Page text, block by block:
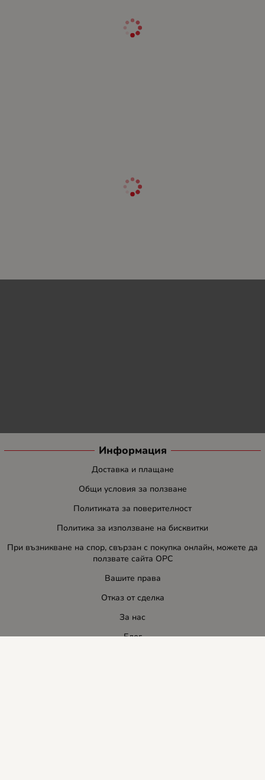
Информация
Доставка и плащане
Общи условия за ползване
Политиката за поверителност
Политика за използване на бисквитки
При възникване на спор, свързан с покупка онлайн, можете да
ползвате сайта ОРС
Вашите права
Отказ от сделка
За нас
Блог